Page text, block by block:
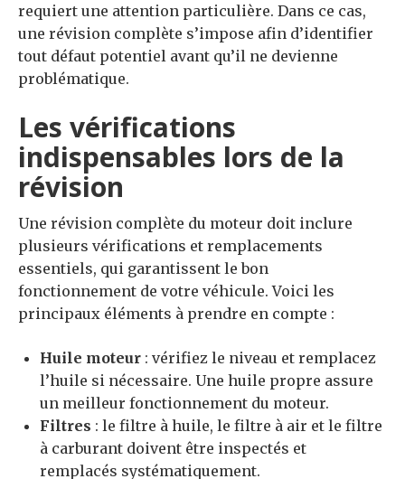
requiert une attention particulière. Dans ce cas,
une révision complète s’impose afin d’identifier
tout défaut potentiel avant qu’il ne devienne
problématique.
Les vérifications
indispensables lors de la
révision
Une révision complète du moteur doit inclure
plusieurs vérifications et remplacements
essentiels, qui garantissent le bon
fonctionnement de votre véhicule. Voici les
principaux éléments à prendre en compte :
Huile moteur : vérifiez le niveau et remplacez
l’huile si nécessaire. Une huile propre assure
un meilleur fonctionnement du moteur.
Filtres : le filtre à huile, le filtre à air et le filtre
à carburant doivent être inspectés et
remplacés systématiquement.